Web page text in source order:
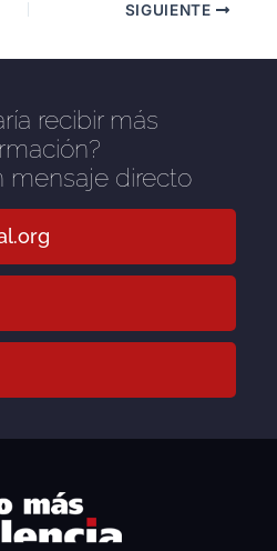
SIGUIENTE
recibir más
mensaje directo